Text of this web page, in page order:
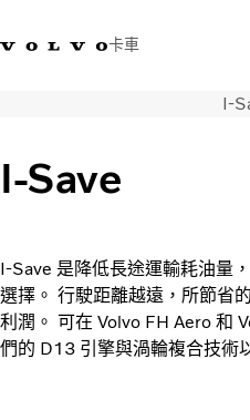
卡車
查找
運輸解決方案
服務
新聞與媒體
關於我們
查找經銷商
I-
I-Save
I-Save 是降低長途運輸耗油量
選擇。 行駛距離越遠，所節省
利潤。 可在 Volvo FH Aero 和
們的 D13 引擎與渦輪複合技術